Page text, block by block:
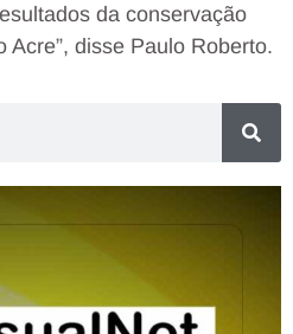
da conservação
Acre”, disse Paulo Roberto.